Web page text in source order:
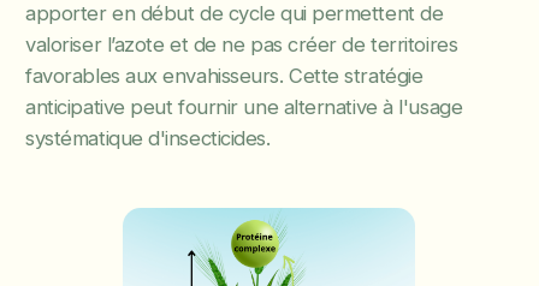
apporter en début de cycle qui permettent de
valoriser l’azote et de ne pas créer de territoires
favorables aux envahisseurs. Cette stratégie
anticipative peut fournir une alternative à l'usage
systématique d'insecticides.